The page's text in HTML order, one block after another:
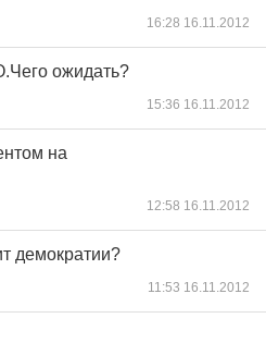
16:28 16.11.2012
ожидать?
15:36 16.11.2012
на
12:58 16.11.2012
демократии?
11:53 16.11.2012